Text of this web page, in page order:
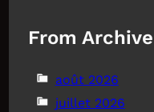
From Archive
août 2026
juillet 2026